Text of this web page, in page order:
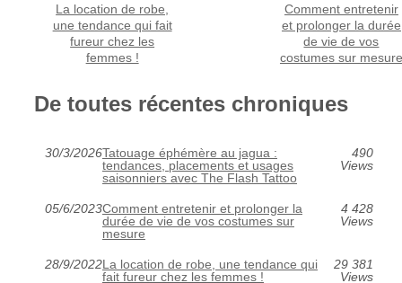
La location de robe,
une tendance qui fait
fureur chez les
femmes !
Comment entretenir
et prolonger la durée
de vie de vos
costumes sur mesure
De toutes récentes chroniques
30/3/2026Tatouage éphémère au jagua :
tendances, placements et usages
saisonniers avec The Flash Tattoo
490
Views
05/6/2023Comment entretenir et prolonger la
durée de vie de vos costumes sur
mesure
4 428
Views
28/9/2022La location de robe, une tendance qui
fait fureur chez les femmes !
29 381
Views